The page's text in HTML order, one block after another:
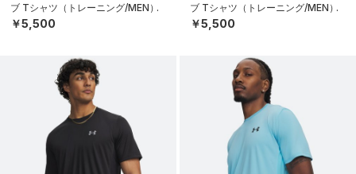
ブ Tシャツ（トレーニング/MEN）
￥5,500
ブ Tシャツ（トレーニング/MEN）
￥5,500